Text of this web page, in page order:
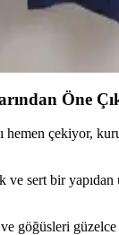
pike bornozların
detaylı bilgiler
Öne
hemen çekiyor,
ve sert bir yapıdan
göğüsleri güzelce